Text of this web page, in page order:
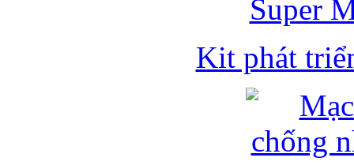
Kit phát